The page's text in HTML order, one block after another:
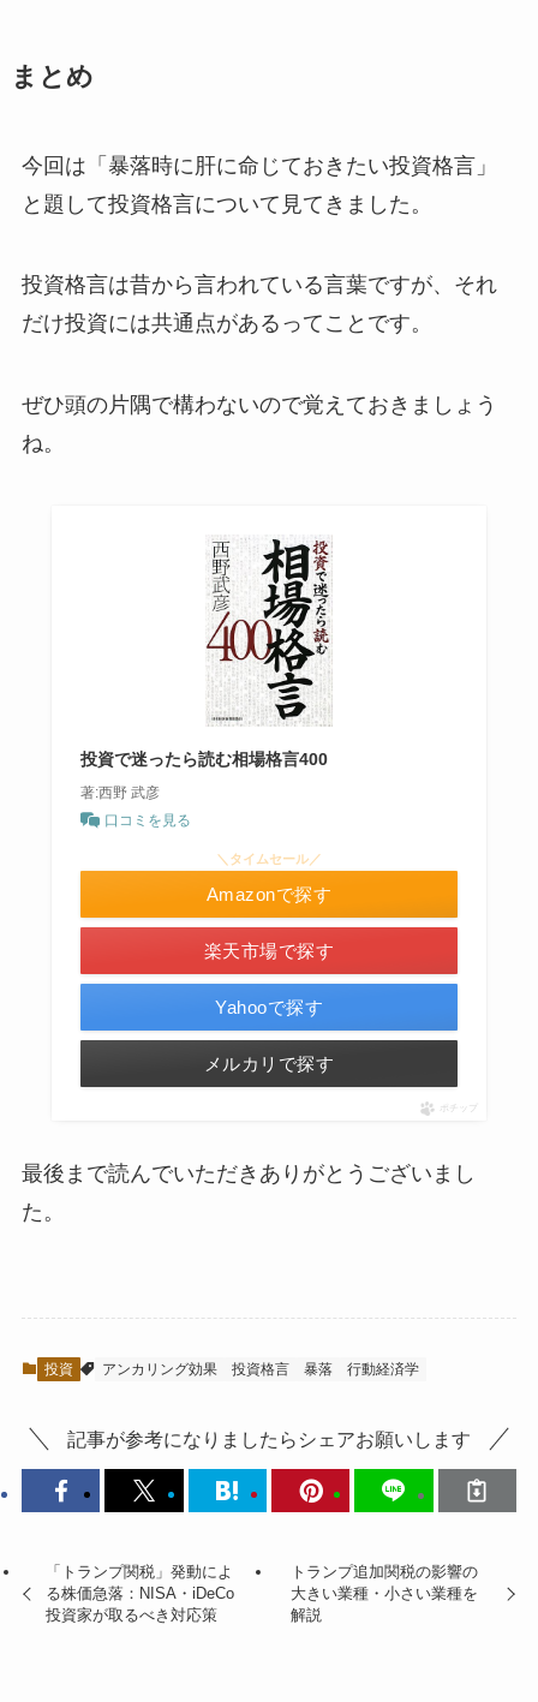
まとめ
今回は「暴落時に肝に命じておきたい投資格言」
と題して投資格言について見てきました。
投資格言は昔から言われている言葉ですが、それ
だけ投資には共通点があるってことです。
ぜひ頭の片隅で構わないので覚えておきましょう
ね。
投資で迷ったら読む相場格言400
著:西野 武彦
口コミを見る
＼タイムセール／
Amazonで探す
楽天市場で探す
Yahooで探す
メルカリで探す
ポチップ
最後まで読んでいただきありがとうございまし
た。
投資 アンカリング効果 投資格言 暴落 行動経済学
記事が参考になりましたらシェアお願いします
「トランプ関税」発動によ
る株価急落：NISA・iDeCo
投資家が取るべき対応策
トランプ追加関税の影響の
大きい業種・小さい業種を
解説